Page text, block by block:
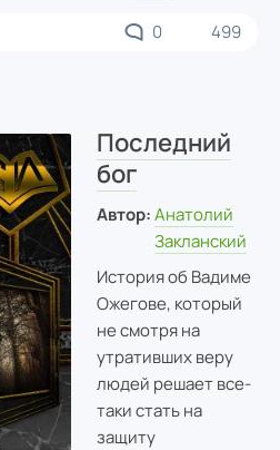
0 499
Последний
бог
Автор: Анатолий
Закланский
История об Вадиме
Ожегове, который
не смотря на
утративших веру
людей решает все-
таки стать на
защиту